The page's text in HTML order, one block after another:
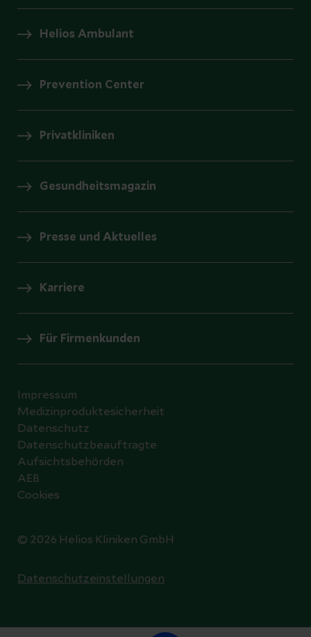
Helios Ambulant
Prevention Center
Privatkliniken
Gesundheitsmagazin
Presse und Aktuelles
Karriere
Für Firmenkunden
© 2026 Helios Kliniken GmbH
Impressum
Medizinproduktesicherheit
Datenschutz
Datenschutzbeauftragte
Aufsichtsbehörden
AEB
Cookies
Datenschutzeinstellungen